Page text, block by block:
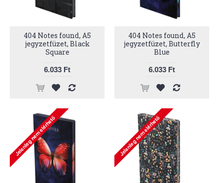
404 Notes found, A5
jegyzetfüzet, Black
Square
6.033 Ft
404 Notes found, A5
jegyzetfüzet, Butterfly
Blue
6.033 Ft